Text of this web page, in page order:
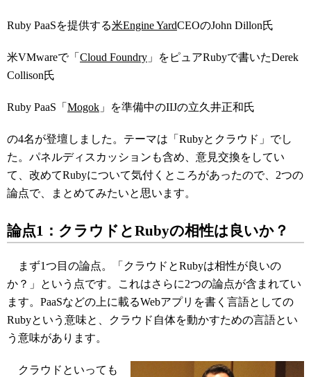
Ruby PaaSを提供する米Engine YardCEOのJohn Dillon氏
米VMwareで「 Cloud Foundry 」をピュアRubyで書いたDerek
Collison氏
Ruby PaaS「 Mogok 」を準備中のIIJの立久井正和氏
の4名が登壇しました。テーマは「Rubyとクラウド」でし
た。パネルディスカッションも含め、意見交換をしてい
て、改めてRubyについて気付くところがあったので、2つの
論点で、まとめてみたいと思います。
論点1：クラウドとRubyの相性は良いか？
まず1つ目の論点。「クラウドとRubyは相性が良いの
か？」という点です。これはさらに2つの論点が含まれてい
ます。PaaSなどの上に載るWebアプリを書く言語としての
Rubyという意味と、クラウド自体を動かすための言語とい
う意味があります。
クラウドといっても